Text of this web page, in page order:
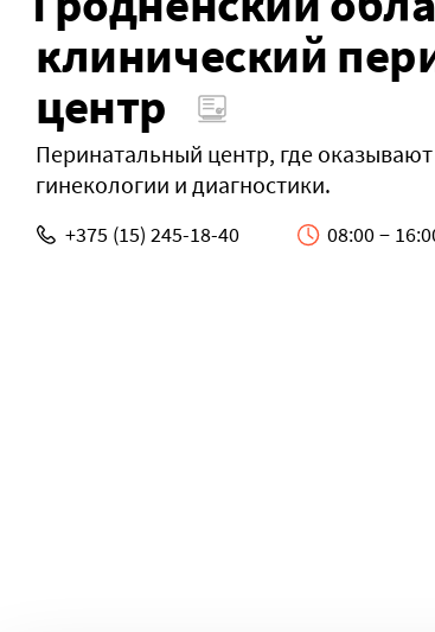
клинический
центр
Перинатальный центр, где
гинекологии и диагностики.
+375 (15) 245-18-40 08:00 −